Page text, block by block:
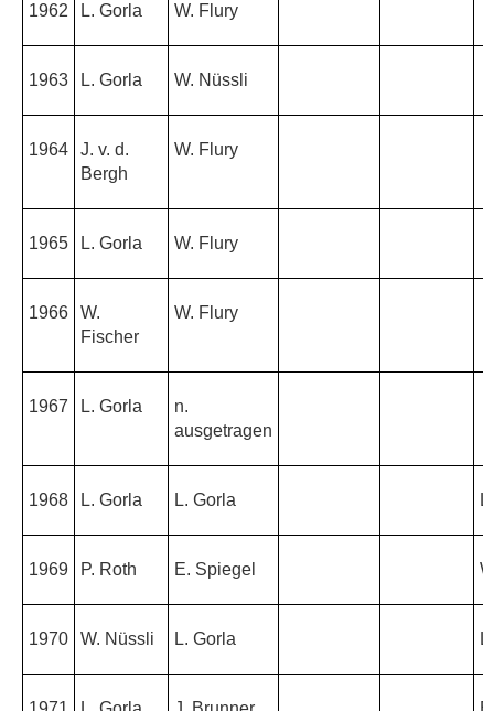
1962 L. Gorla W. Flury
1963 L. Gorla W. Nüssli
1964
J. v. d.
Bergh
W. Flury
1965 L. Gorla W. Flury
1966
W.
Fischer
W. Flury
1967 L. Gorla
n.
ausgetragen
1968 L. Gorla L. Gorla
1969 P. Roth E. Spiegel
1970 W. Nüssli L. Gorla